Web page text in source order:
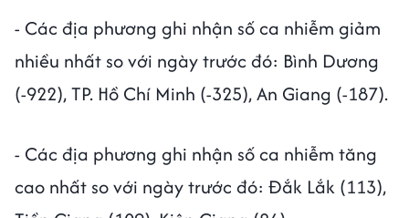
- Các địa phương ghi nhận số ca nhiễm giảm
nhiều nhất so với ngày trước đó: Bình Dương
(-922), TP. Hồ Chí Minh (-325), An Giang (-187).
- Các địa phương ghi nhận số ca nhiễm tăng
cao nhất so với ngày trước đó: Đắk Lắk (113),